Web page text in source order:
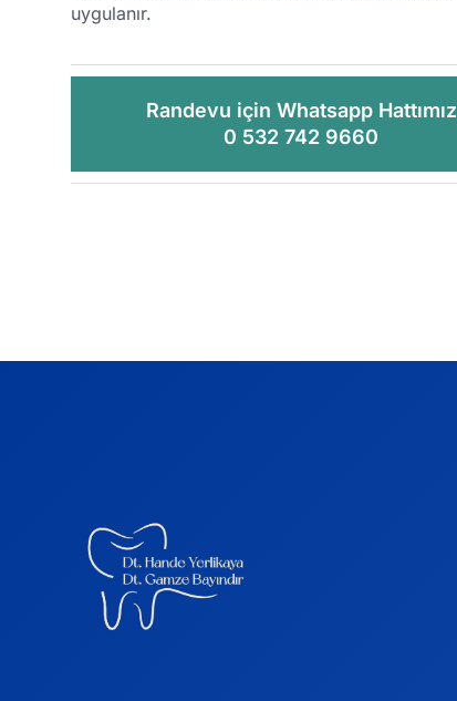
uygulanır.
Randevu için Whatsapp Hattımız
0 532 742 9660